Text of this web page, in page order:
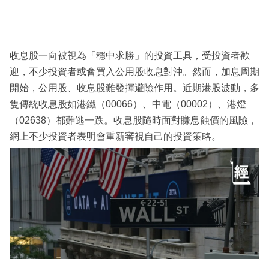
收息股一向被視為「穩中求勝」的投資工具，受投資者歡
迎，不少投資者或會買入公用股收息對沖。然而，加息周期
開始，公用股、收息股難發揮避險作用。近期港股波動，多
隻傳統收息股如港鐵（00066）、中電（00002）、港燈
（02638）都難逃一跌。收息股隨時面對賺息蝕價的風險，
網上不少投資者表明會重新審視自己的投資策略。